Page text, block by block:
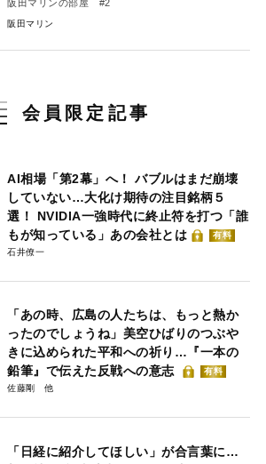
阪田マリンの部屋 #2
阪田マリン
会員限定記事
AI相場「第2幕」へ！ バブルはまだ崩壊
していない…大化け期待の注目銘柄５
選！ NVIDIA一強時代に終止符を打つ「誰
もが知っている」あの会社とは
有料
石井僚一
「あの時、広島の人たちは、もっと熱か
ったのでしょうね」美空ひばりのつぶや
きに込められた平和への祈り…『一本の
鉛筆』で伝えた反戦への意志
有料
佐藤剛
「日経に紹介してほしい」が合言葉に…